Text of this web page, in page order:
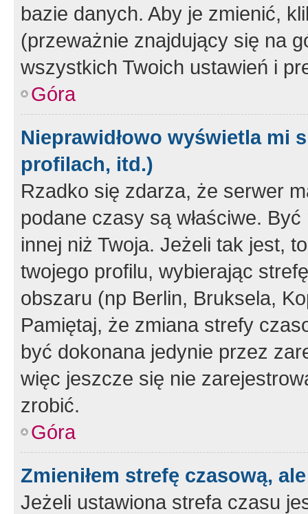
bazie danych. Aby je zmienić,
(przeważnie znajdujący się na
wszystkich Twoich ustawień i
Góra
Nieprawidłowo wyświetla mi
profilach, itd.)
Rzadko się zdarza, że serwer
podane czasy są właściwe.
innej niż Twoja. Jeżeli tak jest,
twojego profilu, wybierając
obszaru (np Berlin, Bruksela,
Pamiętaj, że zmiana strefy
być dokonana jedynie przez
więc jeszcze się nie
zrobić.
Góra
Zmieniłem strefę czasową,
Jeżeli ustawiona strefa czasu